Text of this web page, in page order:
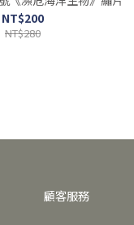
NT$200
NT$280
顧客服務